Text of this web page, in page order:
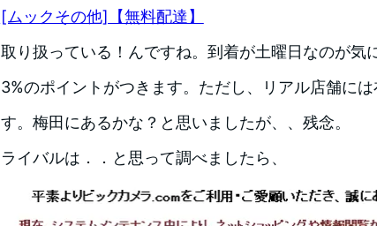
[ムックその他]【無料配達】
取り扱っている！んですね。到着が土曜日なのが気
3%のポイントがつきます。ただし、リアル店舗に
す。梅田にあるかな？と思いましたが、、残念。
ライバルは．．と思って調べましたら、